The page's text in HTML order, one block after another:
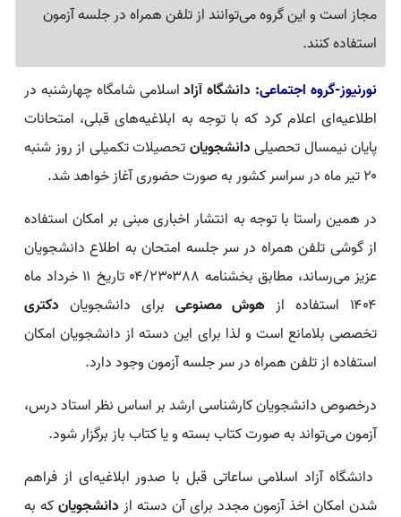
مجاز است و این گروه می‌توانند از تلفن همراه در جلسه آزمون
استفاده کنند.
نورنیوز-گروه اجتماعی: دانشگاه آزاداسلامی شامگاه چهارشنبه در
اطلاعیه‌ای اعلام کرد که با توجه به ابلاغیه‌های قبلی، امتحانات
پایان نیمسال تحصیلیدانشجویانتحصیلات تکمیلی از روز شنبه
۲۰ تیر ماه در سراسر کشور به صورت حضوری آغاز خواهد شد.
در همین راستا با توجه به انتشار اخباری مبنی بر امکان استفاده
از گوشی تلفن همراه در سر جلسه امتحان به اطلاع دانشجویان
عزیز می‌رساند، مطابق بخشنامه ۰۴/۲۳۰۳۸۸ تاریخ ۱۱ خرداد ماه
۱۴۰۴ استفاده از
هوش مصنوعی برای دانشجویان دکتری
تخصصی بلامانع است و لذا برای این دسته از دانشجویان امکان
استفاده از تلفن همراه در سر جلسه آزمون وجود دارد.
درخصوص دانشجویان کارشناسی ارشد بر اساس نظر استاد درس،
آزمون می‌تواند به صورت کتاب بسته و یا کتاب باز برگزار شود.
دانشگاه آزاد اسلامی ساعاتی قبل با صدور ابلاغیه‌ای از فراهم
شدن امکان اخذ آزمون مجدد برای آن دسته از دانشجویانکه به